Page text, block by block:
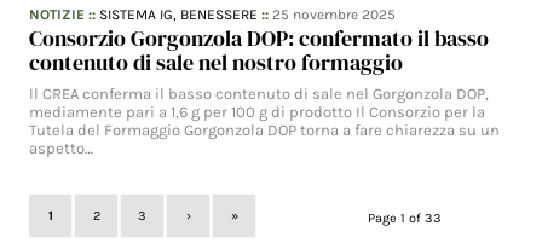
NOTIZIE :: SISTEMA IG, BENESSERE ::25 novembre 2025
Consorzio Gorgonzola DOP: confermato il basso
contenuto di sale nel nostro formaggio
Il CREA conferma il basso contenuto di sale nel Gorgonzola DOP,
mediamente pari a 1,6 g per 100 g di prodotto Il Consorzio per la
Tutela del Formaggio Gorgonzola DOP torna a fare chiarezza su un
aspetto…
Page 1 of 33
1 2 3 › »